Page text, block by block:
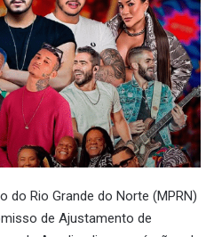
do Rio Grande do Norte (MPRN)
de Ajustamento de